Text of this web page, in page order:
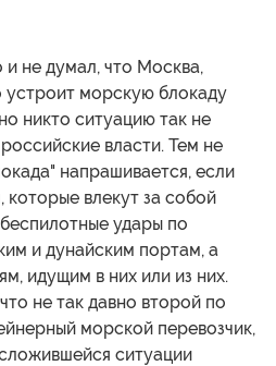
и не думал, что Москва,
морскую блокаду
никто ситуацию так не
власти. Тем не
напрашивается, если
которые влекут за собой
удары по
и дунайским портам, а
идущим в них или из них.
не так давно второй по
морской перевозчик,
ситуации